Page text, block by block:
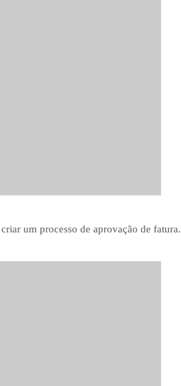
um processo de aprovação de fatura.